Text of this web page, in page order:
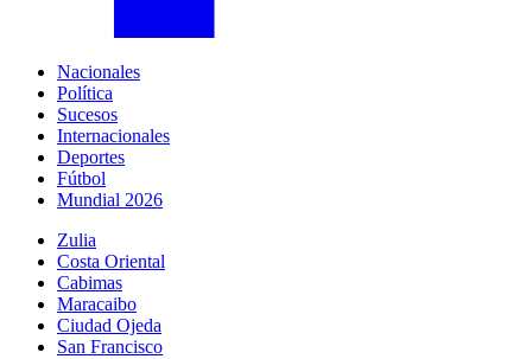
Nacionales
Política
Sucesos
Internacionales
Deportes
Fútbol
Mundial 2026
Zulia
Costa Oriental
Cabimas
Maracaibo
Ciudad Ojeda
San Francisco